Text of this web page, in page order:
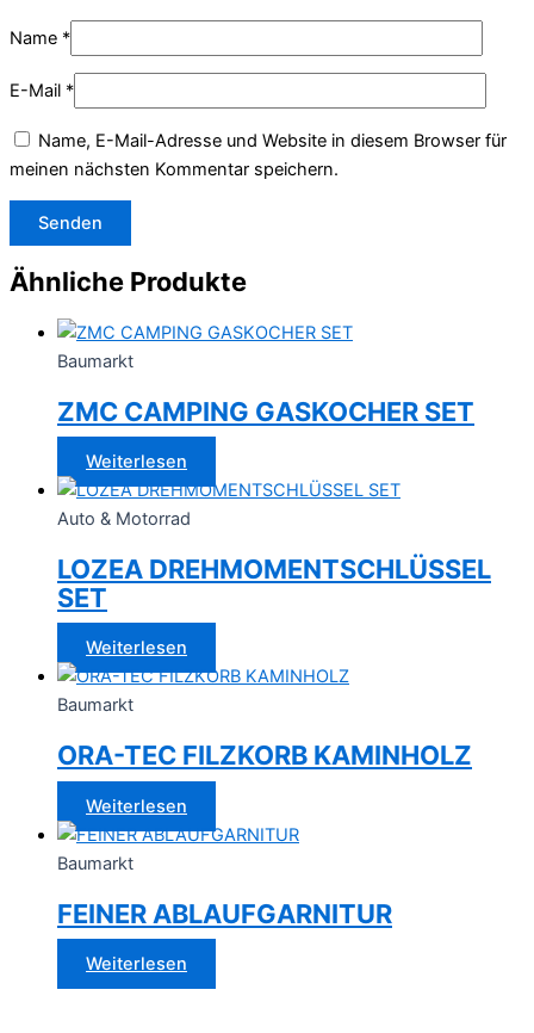
Name *
E-Mail *
Name, E-Mail-Adresse und Website in diesem Browser für
meinen nächsten Kommentar speichern.
Ähnliche Produkte
Baumarkt
ZMC CAMPING GASKOCHER SET
Weiterlesen
Auto & Motorrad
LOZEA DREHMOMENTSCHLÜSSEL
SET
Weiterlesen
Baumarkt
ORA-TEC FILZKORB KAMINHOLZ
Weiterlesen
Baumarkt
FEINER ABLAUFGARNITUR
Weiterlesen